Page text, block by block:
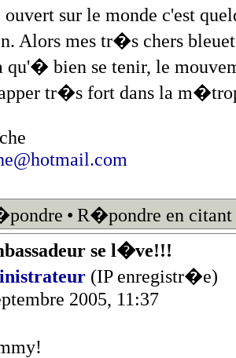
sur le monde c'est
Alors mes tr�s chers
bien se tenir, le
tr�s fort dans la
• R�pondre en citant
se l�ve!!!
(IP enregistr�e)
2005, 11:37